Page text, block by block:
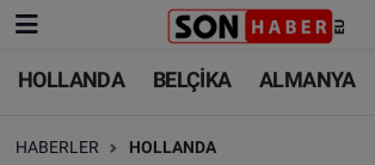
HOLLANDA BELÇİKA ALMANYA
HABERLER HOLLANDA
HOLLANDA
BELÇİKA
HOLLANDA
BELÇİKA
Nöbetçi Eczaneler
Hava Durumu